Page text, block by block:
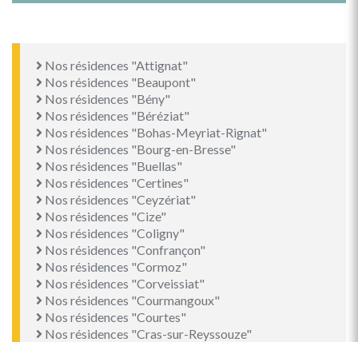
Nos résidences "Attignat"
Nos résidences "Beaupont"
Nos résidences "Bény"
Nos résidences "Béréziat"
Nos résidences "Bohas-Meyriat-Rignat"
Nos résidences "Bourg-en-Bresse"
Nos résidences "Buellas"
Nos résidences "Certines"
Nos résidences "Ceyzériat"
Nos résidences "Cize"
Nos résidences "Coligny"
Nos résidences "Confrançon"
Nos résidences "Cormoz"
Nos résidences "Corveissiat"
Nos résidences "Courmangoux"
Nos résidences "Courtes"
Nos résidences "Cras-sur-Reyssouze"